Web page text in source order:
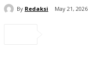
By Redaksi May 21, 2026